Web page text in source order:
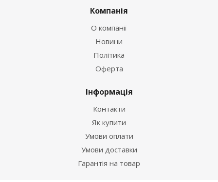
Компанія
О компанії
Новини
Політика
Оферта
Інформація
Контакти
Як купити
Умови оплати
Умови доставки
Гарантія на товар